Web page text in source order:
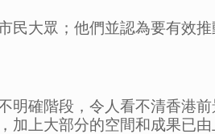
民大眾；他們並認為要有效
明確階段，令人看不清香港
加上大部分的空間和成果已